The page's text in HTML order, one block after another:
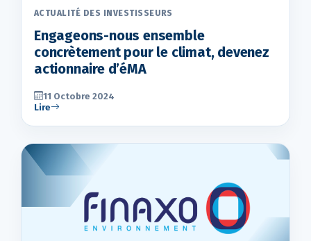
ACTUALITÉ DES INVESTISSEURS
Engageons-nous ensemble
concrètement pour le climat, devenez
actionnaire d’éMA
11 Octobre 2024
Lire